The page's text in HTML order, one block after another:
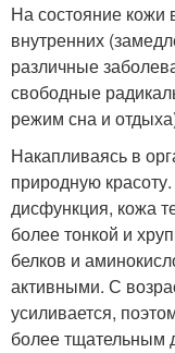
На состояние кожи
внутренних
различные
свободные
режим сна и
Накапливаясь в
природную
дисфункция, кожа
более тонкой и
белков и
активными. С
усиливается,
более тщательным